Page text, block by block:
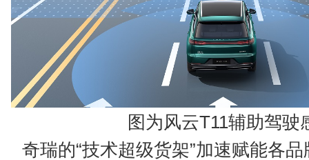
图为风云T11辅助驾驶
奇瑞的“技术超级货架”加速赋能各